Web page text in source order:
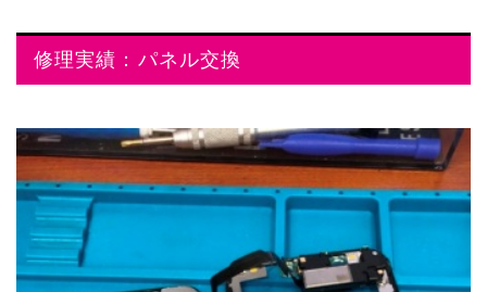
修理実績：パネル交換